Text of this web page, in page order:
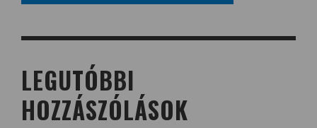
LEGUTÓBBI
HOZZÁSZÓLÁSOK